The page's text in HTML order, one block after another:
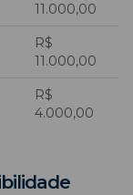
11.000,00
R$
11.000,00
R$
4.000,00